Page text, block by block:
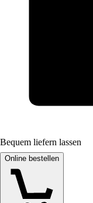
Bequem liefern lassen
Online bestellen